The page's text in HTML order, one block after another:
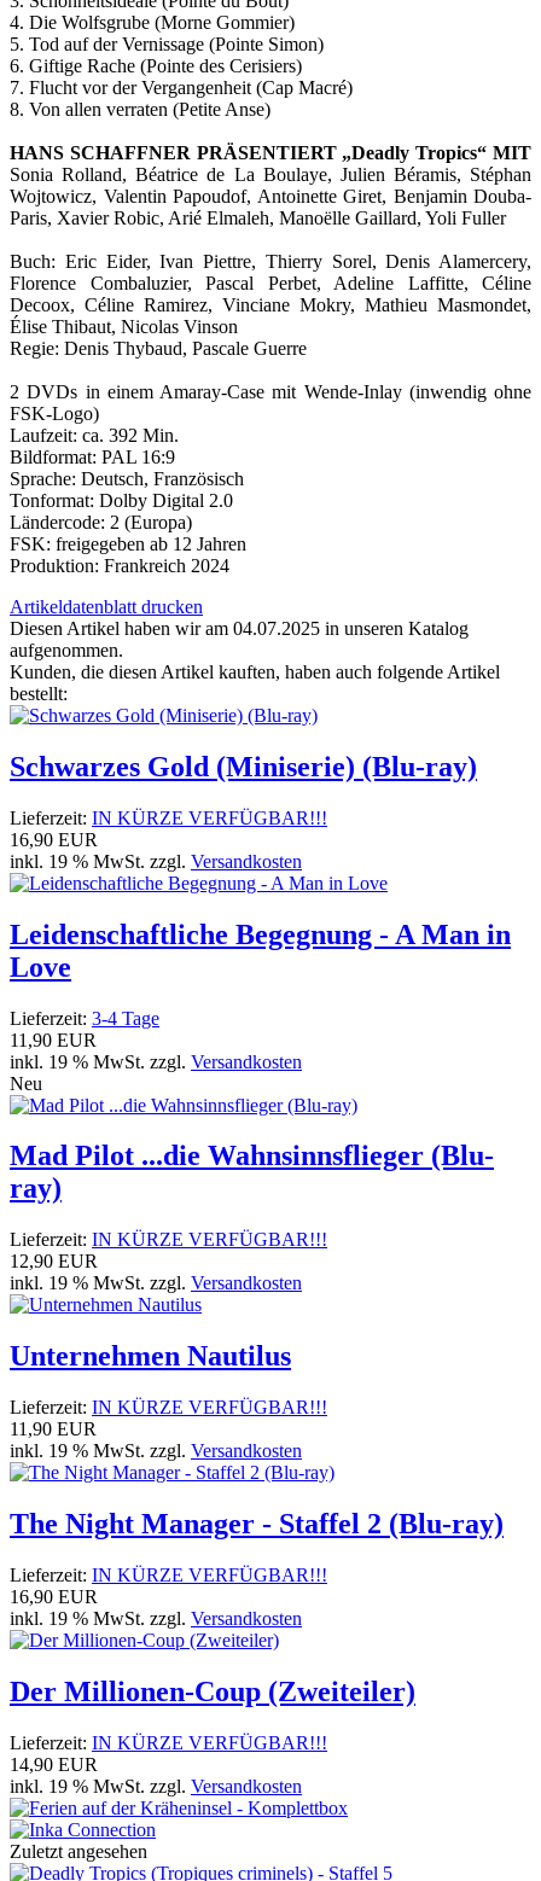
4. Die Wolfsgrube (Morne Gommier)
5. Tod auf der Vernissage (Pointe Simon)
6. Giftige Rache (Pointe des Cerisiers)
7. Flucht vor der Vergangenheit (Cap Macré)
8. Von allen verraten (Petite Anse)
HANS SCHAFFNER PRÄSENTIERT „Deadly Tropics“ MIT
Sonia Rolland, Béatrice de La Boulaye, Julien Béramis, Stéphan
Wojtowicz, Valentin Papoudof, Antoinette Giret, Benjamin Douba-
Paris, Xavier Robic, Arié Elmaleh, Manoëlle Gaillard, Yoli Fuller
Buch: Eric Eider, Ivan Piettre, Thierry Sorel, Denis Alamercery,
Florence Combaluzier, Pascal Perbet, Adeline Laffitte, Céline
Decoox, Céline Ramirez, Vinciane Mokry, Mathieu Masmondet,
Élise Thibaut, Nicolas Vinson
Regie: Denis Thybaud, Pascale Guerre
2 DVDs in einem Amaray-Case mit Wende-Inlay (inwendig ohne
FSK-Logo)
Laufzeit: ca. 392 Min.
Bildformat: PAL 16:9
Sprache: Deutsch, Französisch
Tonformat: Dolby Digital 2.0
Ländercode: 2 (Europa)
FSK: freigegeben ab 12 Jahren
Produktion: Frankreich 2024
Artikeldatenblatt drucken
Diesen Artikel haben wir am 04.07.2025 in unseren Katalog
aufgenommen.
Kunden, die diesen Artikel kauften, haben auch folgende Artikel
bestellt:
Schwarzes Gold (Miniserie) (Blu-ray)
Lieferzeit: IN KÜRZE VERFÜGBAR!!!
16,90 EUR
inkl. 19 % MwSt. zzgl. Versandkosten
Leidenschaftliche Begegnung - A Man in
Love
Lieferzeit: 3-4 Tage
11,90 EUR
inkl. 19 % MwSt. zzgl. Versandkosten
Neu
Mad Pilot ...die Wahnsinnsflieger (Blu-
ray)
Lieferzeit: IN KÜRZE VERFÜGBAR!!!
12,90 EUR
inkl. 19 % MwSt. zzgl. Versandkosten
Unternehmen Nautilus
Lieferzeit: IN KÜRZE VERFÜGBAR!!!
11,90 EUR
inkl. 19 % MwSt. zzgl. Versandkosten
The Night Manager - Staffel 2 (Blu-ray)
Lieferzeit: IN KÜRZE VERFÜGBAR!!!
16,90 EUR
inkl. 19 % MwSt. zzgl. Versandkosten
Der Millionen-Coup (Zweiteiler)
Lieferzeit: IN KÜRZE VERFÜGBAR!!!
14,90 EUR
inkl. 19 % MwSt. zzgl. Versandkosten
Zuletzt angesehen